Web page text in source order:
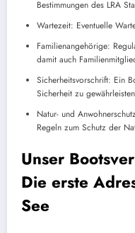
Bestimmungen des LRA
Wartezeit: Eventuelle
Familienangehörige:
damit auch
Sicherheitsvorschrift: Ein
Sicherheit zu
Natur- und
Regeln zum Schutz der
Unser
Die erste
See